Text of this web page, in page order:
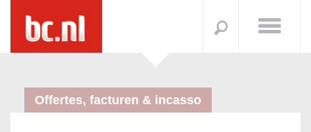
Offertes, facturen & incasso